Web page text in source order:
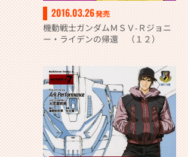
2016.03.26発売
機動戦士ガンダムＭＳＶ‐Ｒジョニ
ー・ライデンの帰還 （１２）